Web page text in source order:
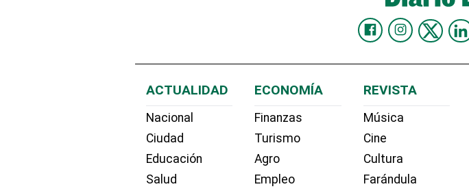
ACTUALIDAD
Nacional
Ciudad
Educación
Salud
ECONOMÍA
Finanzas
Turismo
Agro
Empleo
REVISTA
Música
Cine
Cultura
Farándula